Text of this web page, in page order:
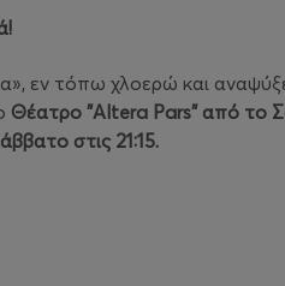
εν τόπω χλοερώ και
Θέατρο "Altera Pars" από το
στις 21:15.